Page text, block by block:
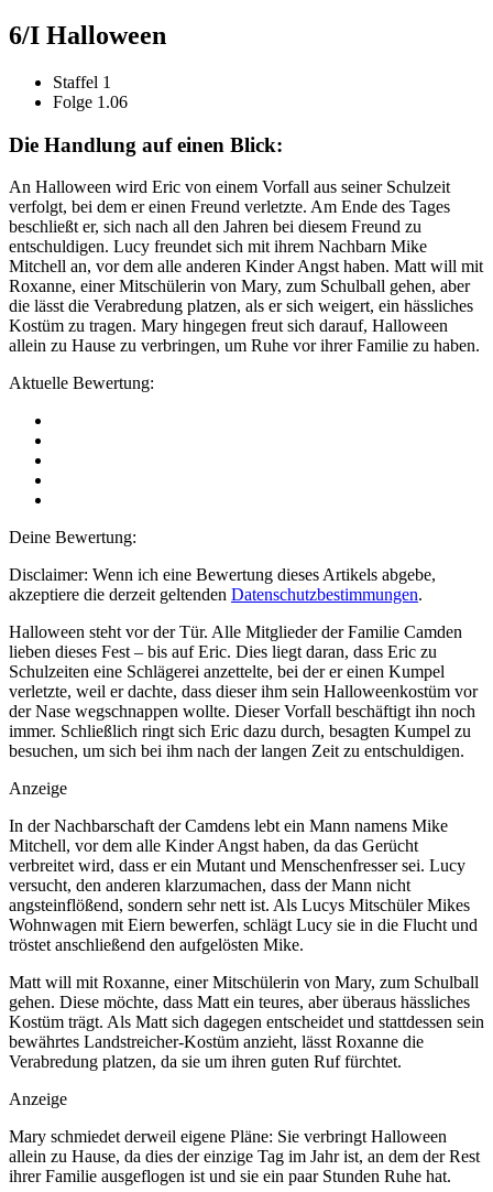
6/I Halloween
Staffel 1
Folge 1.06
Die Handlung auf einen Blick:
An Halloween wird Eric von einem Vorfall aus seiner Schulzeit
verfolgt, bei dem er einen Freund verletzte. Am Ende des Tages
beschließt er, sich nach all den Jahren bei diesem Freund zu
entschuldigen. Lucy freundet sich mit ihrem Nachbarn Mike
Mitchell an, vor dem alle anderen Kinder Angst haben. Matt will mit
Roxanne, einer Mitschülerin von Mary, zum Schulball gehen, aber
die lässt die Verabredung platzen, als er sich weigert, ein hässliches
Kostüm zu tragen. Mary hingegen freut sich darauf, Halloween
allein zu Hause zu verbringen, um Ruhe vor ihrer Familie zu haben.
Aktuelle Bewertung:
Deine Bewertung:
Disclaimer: Wenn ich eine Bewertung dieses Artikels abgebe,
akzeptiere die derzeit geltenden Datenschutzbestimmungen.
Halloween steht vor der Tür. Alle Mitglieder der Familie Camden
lieben dieses Fest – bis auf Eric. Dies liegt daran, dass Eric zu
Schulzeiten eine Schlägerei anzettelte, bei der er einen Kumpel
verletzte, weil er dachte, dass dieser ihm sein Halloweenkostüm vor
der Nase wegschnappen wollte. Dieser Vorfall beschäftigt ihn noch
immer. Schließlich ringt sich Eric dazu durch, besagten Kumpel zu
besuchen, um sich bei ihm nach der langen Zeit zu entschuldigen.
Anzeige
In der Nachbarschaft der Camdens lebt ein Mann namens Mike
Mitchell, vor dem alle Kinder Angst haben, da das Gerücht
verbreitet wird, dass er ein Mutant und Menschenfresser sei. Lucy
versucht, den anderen klarzumachen, dass der Mann nicht
angsteinflößend, sondern sehr nett ist. Als Lucys Mitschüler Mikes
Wohnwagen mit Eiern bewerfen, schlägt Lucy sie in die Flucht und
tröstet anschließend den aufgelösten Mike.
Matt will mit Roxanne, einer Mitschülerin von Mary, zum Schulball
gehen. Diese möchte, dass Matt ein teures, aber überaus hässliches
Kostüm trägt. Als Matt sich dagegen entscheidet und stattdessen sein
bewährtes Landstreicher-Kostüm anzieht, lässt Roxanne die
Verabredung platzen, da sie um ihren guten Ruf fürchtet.
Anzeige
Mary schmiedet derweil eigene Pläne: Sie verbringt Halloween
allein zu Hause, da dies der einzige Tag im Jahr ist, an dem der Rest
ihrer Familie ausgeflogen ist und sie ein paar Stunden Ruhe hat.